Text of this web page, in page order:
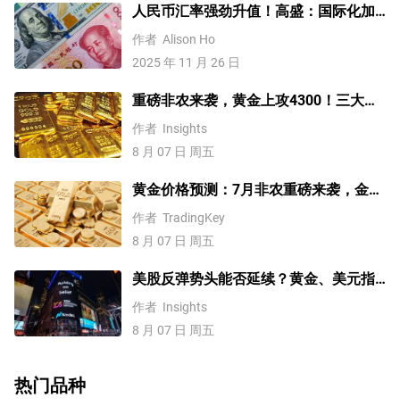
人民币汇率强劲升值！高盛：国际化加
速，2026年人民币兑美元升至6.85
作者 Alison Ho
2025 年 11 月 26 日
重磅非农来袭，黄金上攻4300！三大因
素预示金价升势有望延续
作者 Insights
8 月 07 日 周五
黄金价格预测：7月非农重磅来袭，金价
站上4300美元后还能涨吗？
作者 TradingKey
8 月 07 日 周五
美股反弹势头能否延续？黄金、美元指
数、费半指数、纳指100技术分析
作者 Insights
8 月 07 日 周五
热门品种